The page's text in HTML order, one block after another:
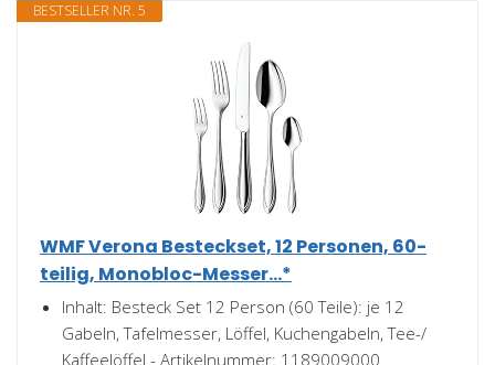
BESTSELLER NR. 5
WMF Verona Besteckset, 12 Personen, 60-
teilig, Monobloc-Messer...*
Inhalt: Besteck Set 12 Person (60 Teile): je 12
Gabeln, Tafelmesser, Löffel, Kuchengabeln, Tee-/
Kaffeelöffel - Artikelnummer: 1189009000